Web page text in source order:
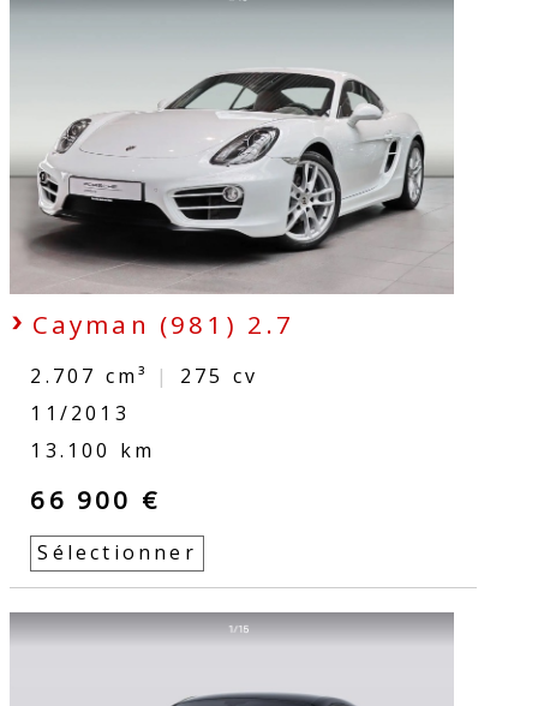
Cayman (981) 2.7
2.707 cm³ | 275 cv
11/2013
13.100 km
66 900 €
Sélectionner